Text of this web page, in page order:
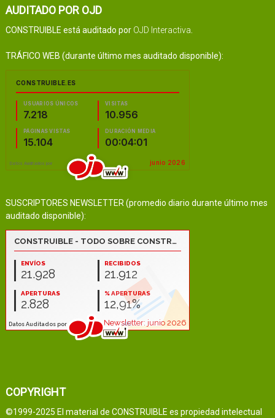
AUDITADO POR OJD
CONSTRUIBLE está auditado por OJD Interactiva
TRÁFICO WEB (durante último mes auditado disponible):
SUSCRIPTORES NEWSLETTER (promedio diario durante último mes
auditado disponible):
COPYRIGHT
©1999-2025 El material de CONSTRUIBLE es propiedad intelectual